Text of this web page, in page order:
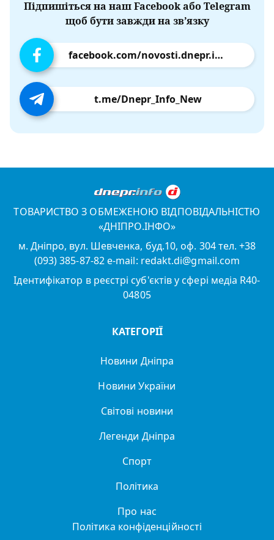
Підпишіться на наш Facebook або Telegram
щоб бути завжди на зв’язку
facebook.com/novosti.dnepr.info
t.me/Dnepr_Info_New
ТОВАРИСТВО З ОБМЕЖЕНОЮ ВІДПОВІДАЛЬНІСТЮ
«ДНІПРО.ІНФО»
м. Дніпро, вул. Шевченка, буд.10, оф. 304 тел. +38
(093) 385-87-82 e-mail: redakt.di@gmail.com
Ідентифікатор в реєстрі суб'єктів у сфері медіа R40-
04805
КАТЕГОРІЇ
Новини Дніпра
Новини України
Світові новини
Легенди Дніпра
Спорт
Політика
Про нас
Політика конфіденційності